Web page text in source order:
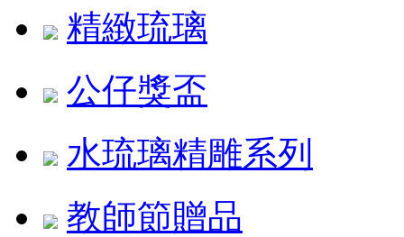
精緻琉璃
公仔獎盃
水琉璃精雕系列
教師節贈品